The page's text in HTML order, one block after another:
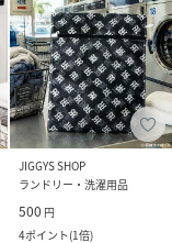
JIGGYS SHOP
ランドリー・洗濯用品
500 円
4ポイント(1倍)